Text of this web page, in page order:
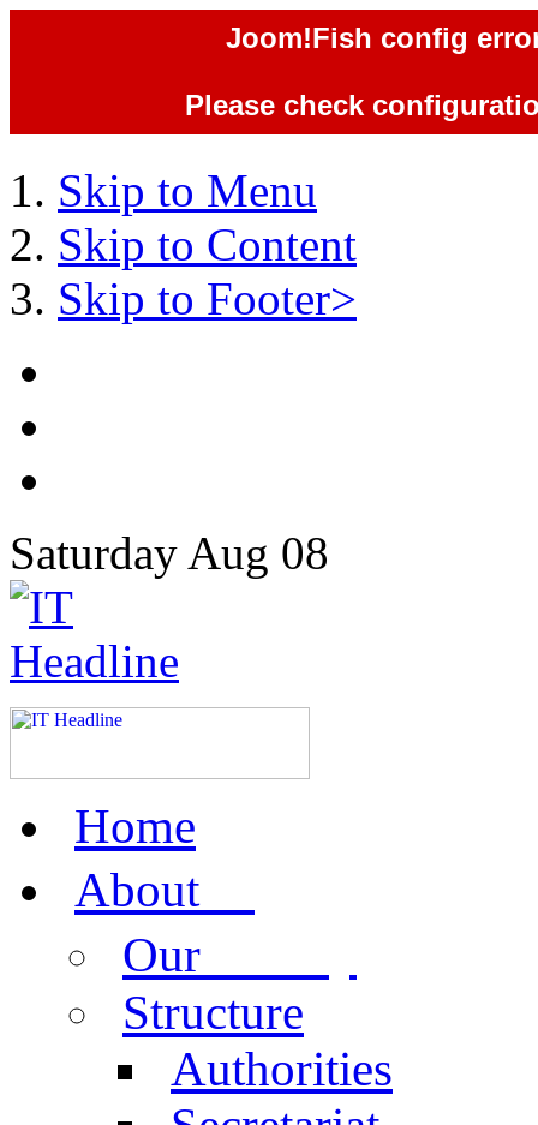
Joom!Fish config
Please check
Skip to Menu
Skip to Content
Skip to Footer>
Saturday Aug 08
Home
Aboutus
Our
Structure
Authorities